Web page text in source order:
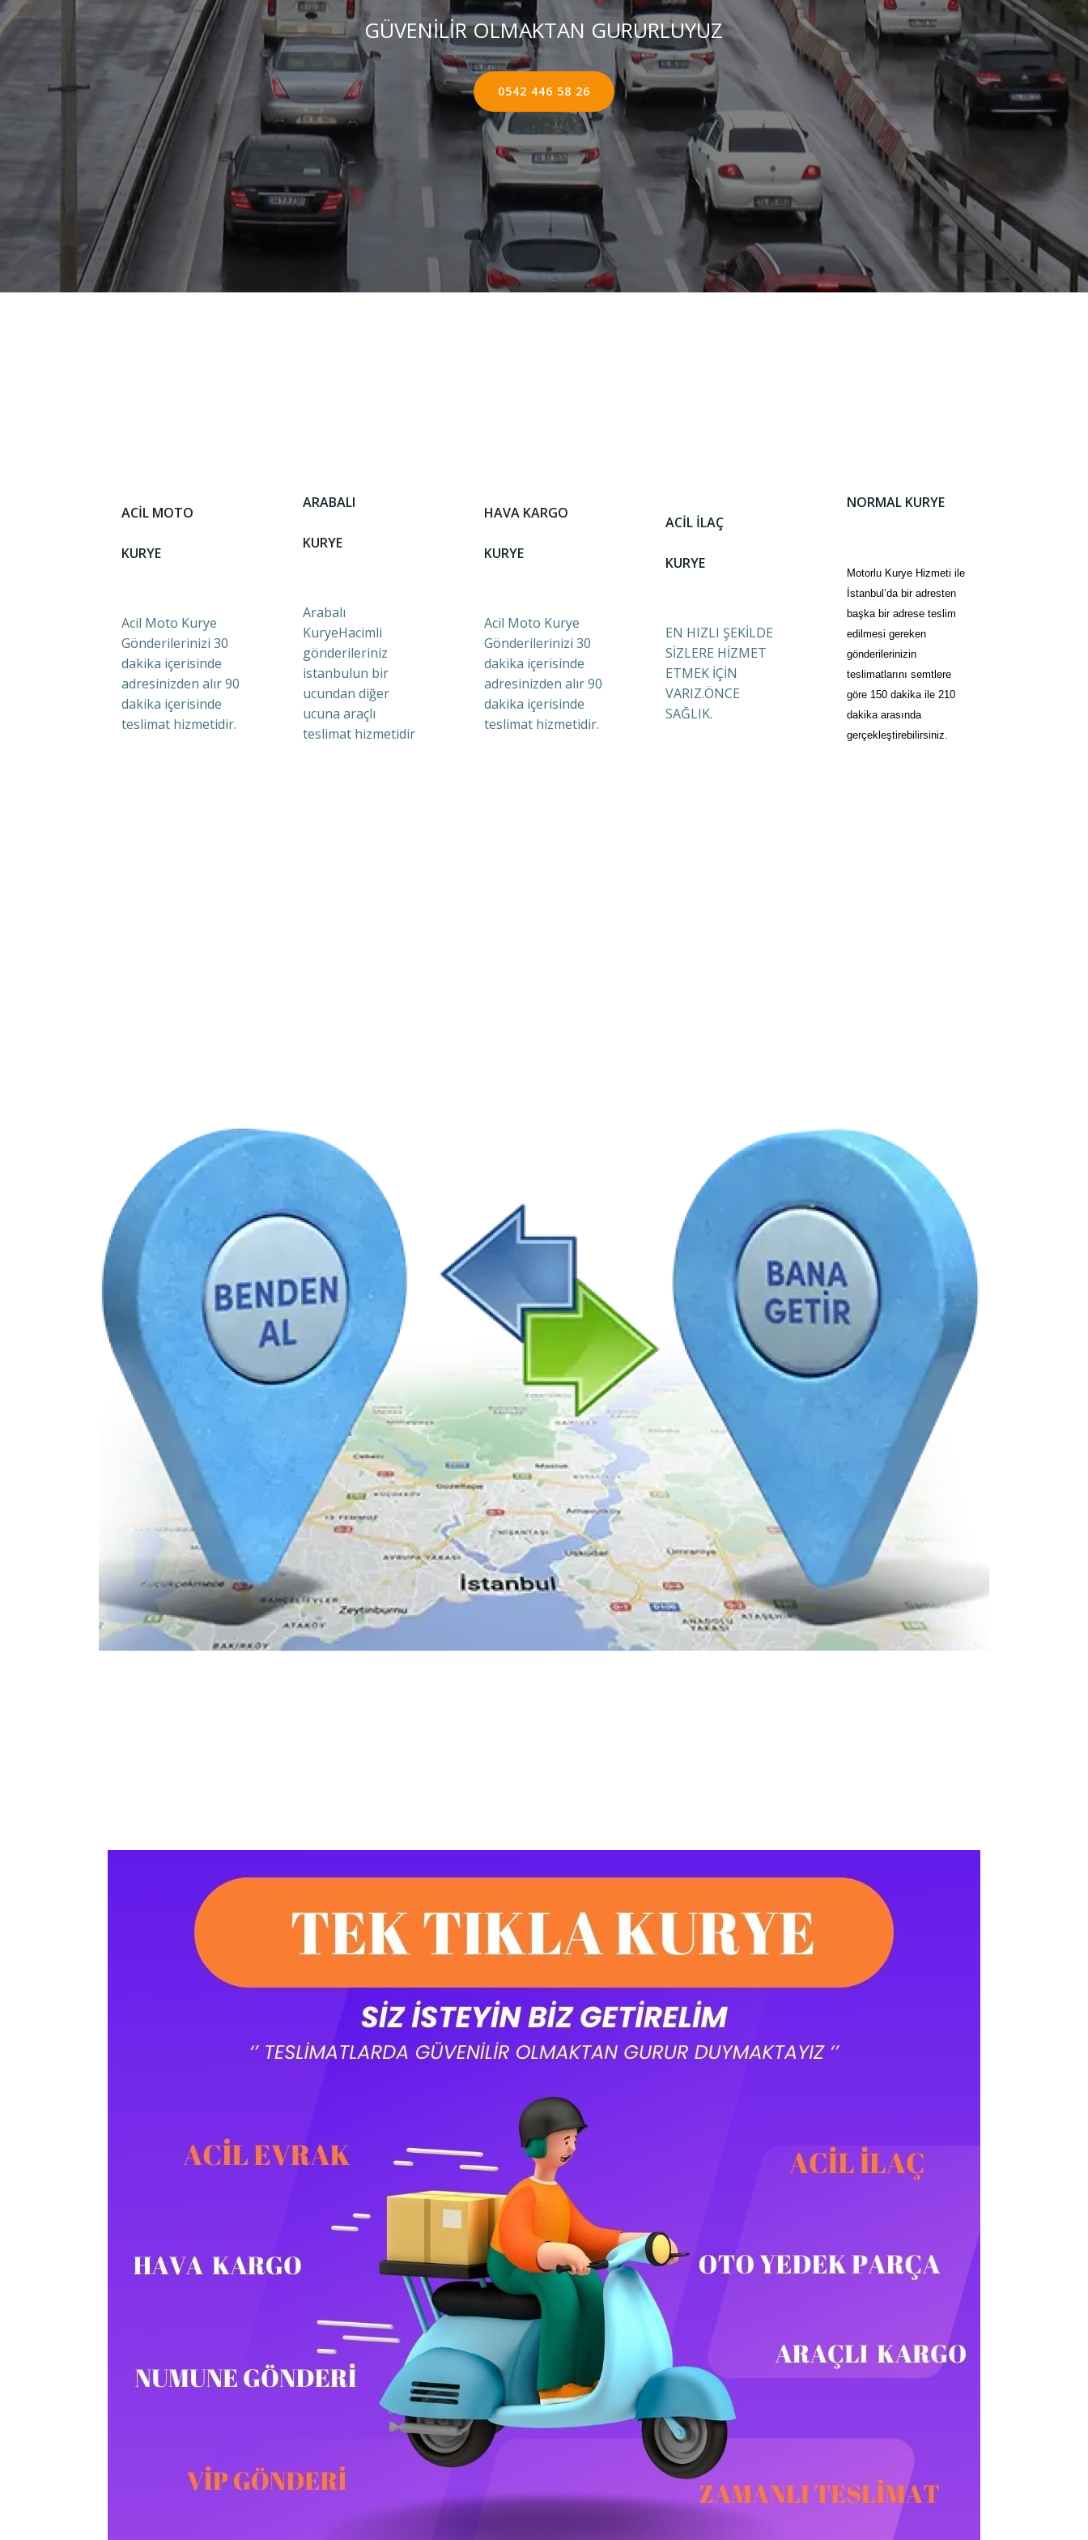
GÜVENİLİR OLMAKTAN GURURLUYUZ
0542 446 58 26
ACİL MOTO
KURYE
Acil Moto Kurye
Gönderilerinizi 30
dakika içerisinde
adresinizden alır 90
dakika içerisinde
teslimat hizmetidir.
ARABALI
KURYE
Arabalı
KuryeHacimli
gönderileriniz
istanbulun bir
ucundan diğer
ucuna araçlı
teslimat hizmetidir
HAVA KARGO
KURYE
Acil Moto Kurye
Gönderilerinizi 30
dakika içerisinde
adresinizden alır 90
dakika içerisinde
teslimat hizmetidir.
ACİL İLAÇ
KURYE
EN HIZLI ŞEKİLDE
SİZLERE HİZMET
ETMEK İÇİN
VARIZ.ÖNCE
SAĞLIK.
NORMAL KURYE
Motorlu Kurye Hizmeti ile
İstanbul’da bir adresten
başka bir adrese teslim
edilmesi gereken
gönderilerinizin
teslimatlarını semtlere
göre 150 dakika ile 210
dakika arasında
gerçekleştirebilirsiniz.